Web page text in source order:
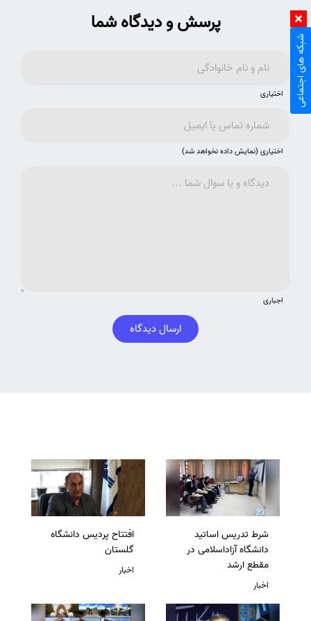
پرسش و دیدگاه شما
اختیاری
اختیاری (نمایش داده نخواهد شد)
اجباری
ارسال دیدگاه
شرط تدریس اساتید
دانشگاه آزاداسلامی در
مقطع ارشد
اخبار
افتتاح پردیس دانشگاه
گلستان
اخبار
شبکه های اجتماعی